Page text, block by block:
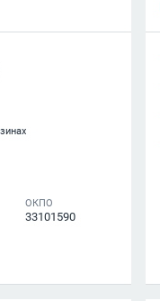
ОКПО
33101590